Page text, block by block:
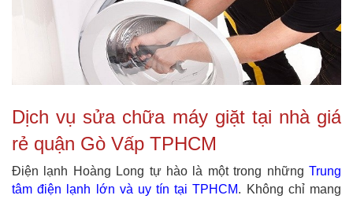
Dịch vụ sửa chữa máy giặt tại nhà giá
rẻ quận Gò Vấp TPHCM
Điện lạnh Hoàng Long tự hào là một trong những Trung
tâm điện lạnh lớn và uy tín tại TPHCM. Không chỉ mang